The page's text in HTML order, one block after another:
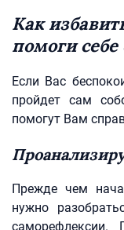
Как
помоги себе
Если Вас
пройдет сам
помогут Вам
Прежде чем
нужно
саморефлексии.